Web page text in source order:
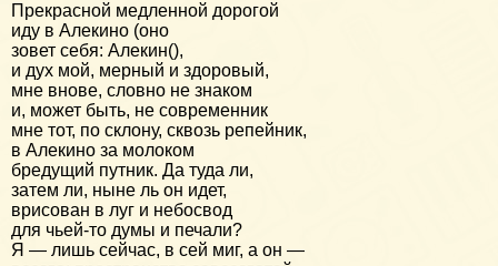
Прекрасной медленной дорогой
иду в Алекино (оно
зовет себя: Алекин(),
и дух мой, мерный и здоровый,
мне внове, словно не знаком
и, может быть, не современник
мне тот, по склону, сквозь репейник,
в Алекино за молоком
бредущий путник. Да туда ли,
затем ли, ныне ль он идет,
врисован в луг и небосвод
для чьей-то думы и печали?
Я — лишь сейчас, в сей миг, а он —